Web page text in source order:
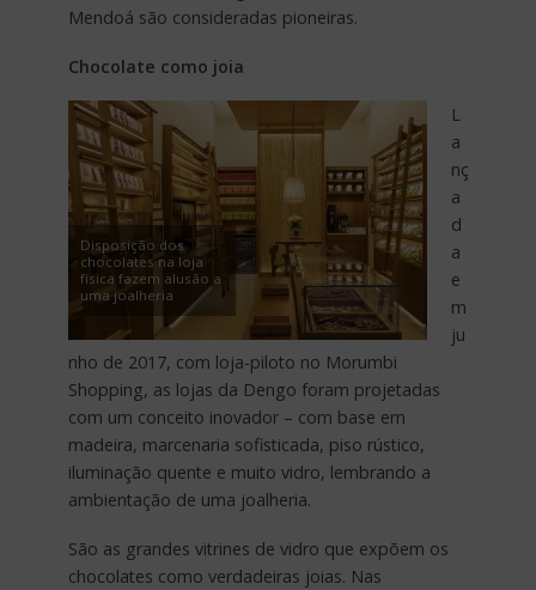
Mendoá são consideradas pioneiras.
Chocolate como joia
Disposição dos
chocolates na loja
física fazem alusão a
uma joalheria
L
a
nç
a
d
a
e
m
ju
nho de 2017, com loja-piloto no Morumbi
Shopping, as lojas da Dengo foram projetadas
com um conceito inovador – com base em
madeira, marcenaria sofisticada, piso rústico,
iluminação quente e muito vidro, lembrando a
ambientação de uma joalheria.
São as grandes vitrines de vidro que expõem os
chocolates como verdadeiras joias. Nas